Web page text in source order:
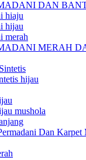
DAN
hiaju
hijau
merah
MERAH
hijau
mushola
Dan Karpet